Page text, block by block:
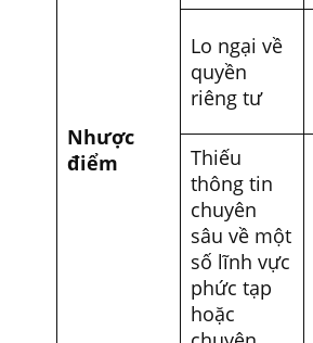
Nhược
điểm
Lo ngại về
quyền
riêng tư
Thiếu
thông tin
chuyên
sâu về một
số lĩnh vực
phức tạp
hoặc